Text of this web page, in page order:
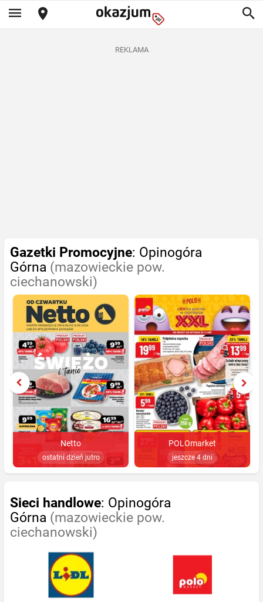
REKLAMA
Gazetki Promocyjne: Opinogóra
Górna (mazowieckie pow.
ciechanowski)
Netto
ostatni dzień jutro
POLOmarket
jeszcze 4 dni
Sieci handlowe: Opinogóra
Górna (mazowieckie pow.
ciechanowski)